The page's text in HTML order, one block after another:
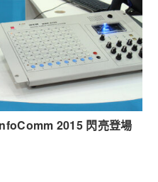
2015 閃亮登場